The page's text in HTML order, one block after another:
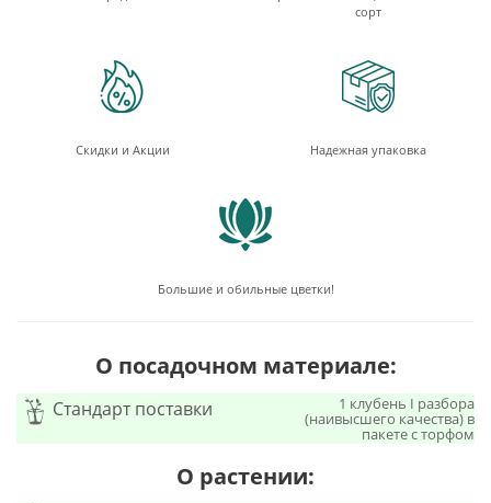
сорт
Скидки и Акции Надежная упаковка
Большие и обильные цветки!
О посадочном материале:
Стандарт поставки 1 клубень I разбора
(наивысшего качества) в
пакете с торфом
О растении: